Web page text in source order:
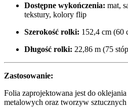
Dostępne wykończenia: mat,
tekstury, kolory flip
Szerokość rolki: 152,4 cm (60
Długość rolki: 22,86 m (75
Zastosowanie:
Folia zaprojektowana jest do
metalowych oraz tworzyw